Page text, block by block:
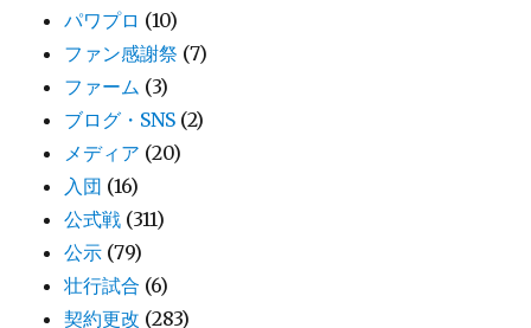
パワプロ (10)
ファン感謝祭 (7)
ファーム (3)
ブログ・SNS (2)
メディア (20)
入団 (16)
公式戦 (311)
公示 (79)
壮行試合 (6)
契約更改 (283)